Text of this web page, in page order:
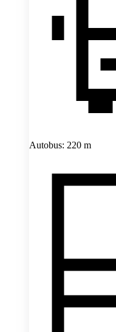
Autobus: 220 m